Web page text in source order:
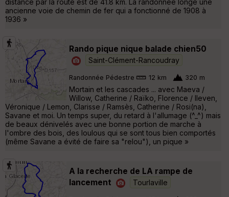
ancienne voie de chemin de fer qui a fonctionné de 1908 à
1936 »
Rando pique nique balade chien50
Saint-Clément-Rancoudray
Randonnée Pédestre 12 km 320 m
Mortain et les cascades ... avec Maeva /
Willow, Catherine / Raïko, Florence / Ileven,
Véronique / Lemon, Clarisse / Ramsès, Catherine / Rosi(na),
Savane et moi. Un temps super, du retard à l'allumage (^_^) mais
de beaux dénivelés avec une bonne portion de marche à
l'ombre des bois, des loulous qui se sont tous bien comportés
(même Savane a évité de faire sa "relou"), un pique »
A la recherche de LA rampe de
lancement
Tourlaville